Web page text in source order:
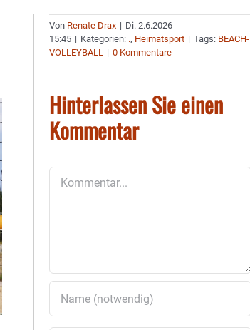
Von Renate Drax | Di. 2.6.2026 -
15:45 | Kategorien: ., Heimatsport | Tags: BEACH-
VOLLEYBALL | 0 Kommentare
Hinterlassen Sie einen
Kommentar